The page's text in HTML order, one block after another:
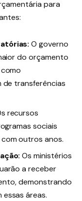
para
O governo
do orçamento
de transferências
recursos
sociais
outros anos.
Os ministérios
a receber
demonstrando
áreas.